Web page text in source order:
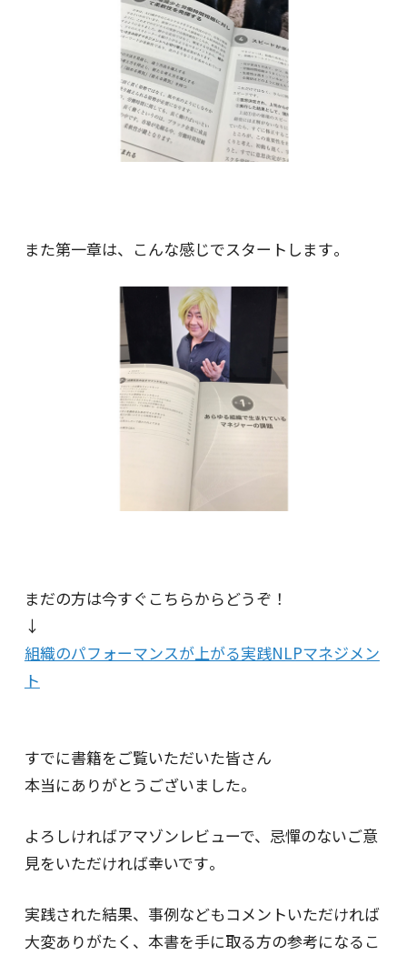
また第一章は、こんな感じでスタートします｡
まだの方は今すぐこちらからどうぞ！
↓
組織のパフォーマンスが上がる実践NLPマネジメン
ト
すでに書籍をご覧いただいた皆さん
本当にありがとうございました｡
よろしければアマゾンレビューで、忌憚のないご意
見をいただければ幸いです｡
実践された結果、事例などもコメントいただければ
大変ありがたく、本書を手に取る方の参考になるこ